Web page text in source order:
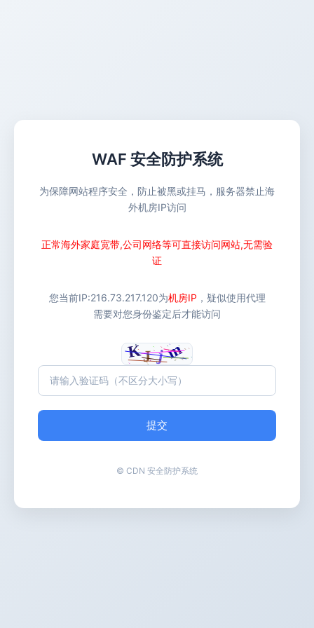
WAF 安全防护系统
为保障网站程序安全，防止被黑或挂马，服务器禁止海
外机房IP访问
正常海外家庭宽带,公司网络等可直接访问网站,无需验
证
您当前IP:216.73.217.120为机房IP ，疑似使用代理
需要对您身份鉴定后才能访问
提交
© CDN 安全防护系统